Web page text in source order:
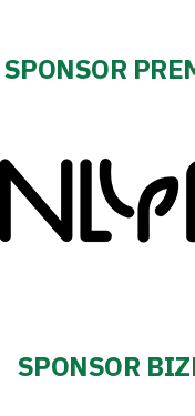
SPONSOR
SPONSOR